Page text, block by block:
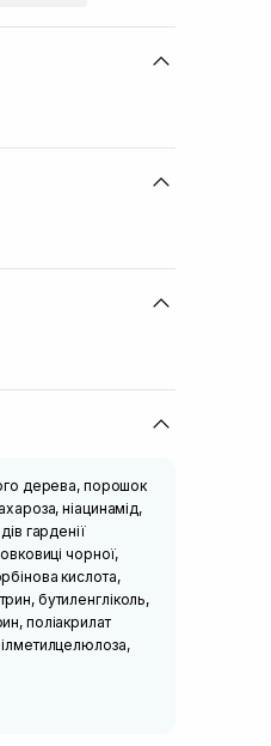
дерева, порошок
ніацинамід,
гарденії
чорної,
кислота,
бутиленгліколь,
поліакрилат